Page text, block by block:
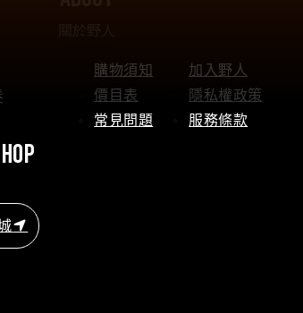
購物須知
價目表
常見問題
加入野人
隱私權政策
服務條款